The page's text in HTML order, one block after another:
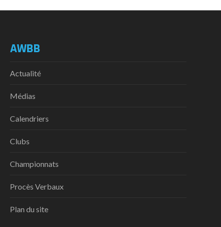
AWBB
Actualité
Médias
Calendriers
Clubs
Championnats
Procès Verbaux
Plan du site